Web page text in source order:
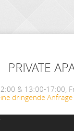
PRIVATE
& 13:00-17:00,
dringende